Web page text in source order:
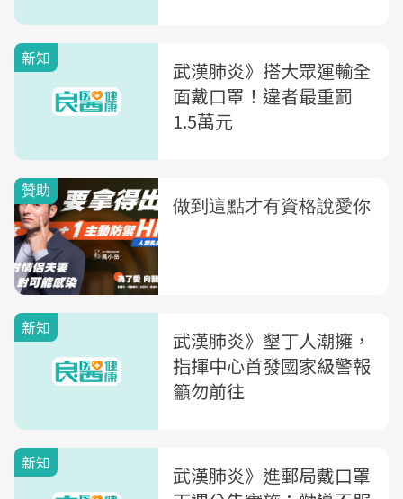
新知
武漢肺炎》搭大眾運輸全
面戴口罩！違者最重罰
1.5萬元
新知
武漢肺炎》墾丁人潮擁，
指揮中心首發國家級警報
籲勿前往
新知
武漢肺炎》進郵局戴口罩